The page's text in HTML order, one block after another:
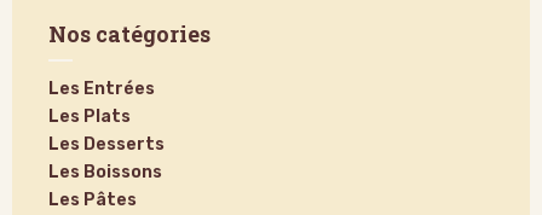
Nos catégories
Les Entrées
Les Plats
Les Desserts
Les Boissons
Les Pâtes